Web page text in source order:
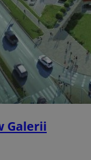
Galerii